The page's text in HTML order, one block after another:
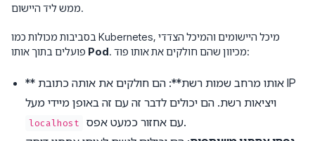
ממש ליד היישום.
בסביבות מכולות כמו Kubernetes, מיכל היישומים והמיכל הצדדי
Pod . מכיוון שהם חולקים את אותו פוד:
** אותו מרחב שמות רשת**: הם חולקים את אותה כתובת IP
ויציאות רשת. הם יכולים לדבר זה עם זה באופן מיידי מעל
localhost
עם אחזור כמעט אפס.